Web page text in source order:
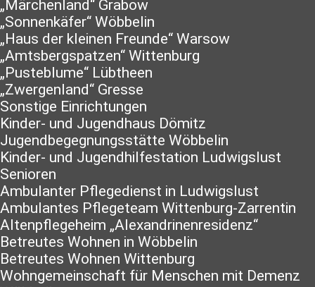
„Märchenland“ Grabow
„Sonnenkäfer“ Wöbbelin
„Haus der kleinen Freunde“ Warsow
„Amtsbergspatzen“ Wittenburg
„Pusteblume“ Lübtheen
„Zwergenland“ Gresse
Sonstige Einrichtungen
Kinder- und Jugendhaus Dömitz
Jugendbegegnungsstätte Wöbbelin
Kinder- und Jugendhilfestation Ludwigslust
Senioren
Ambulanter Pflegedienst in Ludwigslust
Ambulantes Pflegeteam Wittenburg-Zarrentin
Altenpflegeheim „Alexandrinenresidenz“
Betreutes Wohnen in Wöbbelin
Betreutes Wohnen Wittenburg
Wohngemeinschaft für Menschen mit Demenz